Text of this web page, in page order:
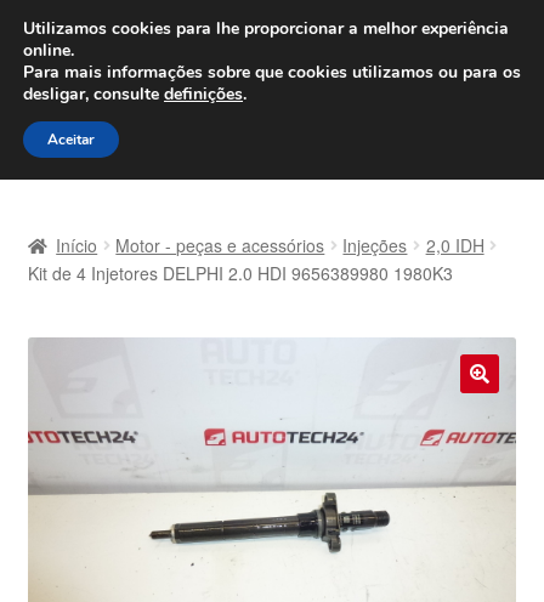
ENVIO a partir de 7 EUR
Seg-Sex, das 9h às 16h800 500 967
Ir
para
a
Saltar
para
o
Carrinho
Envio para todo o planeta
Pagamentos
Início Motor - peças e acessórios Injeções
2,0 IDH
Kit de 4 Injetores DELPHI 2.0 HDI 9656389980 1980K3
Utilizamos cookies para lhe proporcionar a melhor experiência
online.
Para mais informações sobre que cookies utilizamos ou para os
desligar, consulte definições.
Aceitar